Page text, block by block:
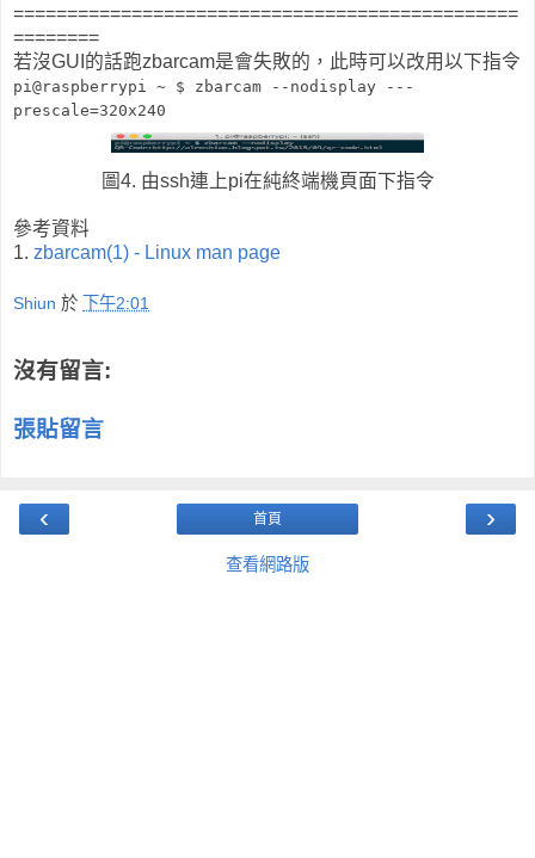
===============================================
========
若沒GUI的話跑zbarcam是會失敗的，此時可以改用以下指令
pi@raspberrypi ~ $ zbarcam --nodisplay ---
prescale=320x240
圖4. 由ssh連上pi在純終端機頁面下指令
參考資料
1. zbarcam(1) - Linux man page
Shiun 於 下午2:01
沒有留言:
張貼留言
‹ ›
首頁
查看網路版